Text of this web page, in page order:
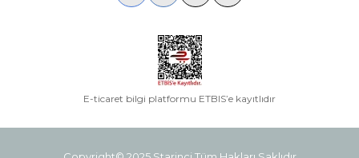
E-ticaret bilgi platformu ETBIS’e kayıtlıdır